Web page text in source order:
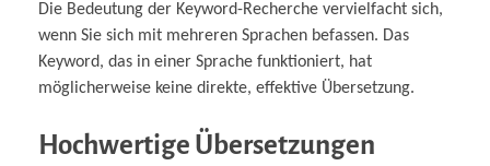
Die Bedeutung der Keyword-Recherche vervielfacht sich,
wenn Sie sich mit mehreren Sprachen befassen. Das
Keyword, das in einer Sprache funktioniert, hat
möglicherweise keine direkte, effektive Übersetzung.
Hochwertige Übersetzungen